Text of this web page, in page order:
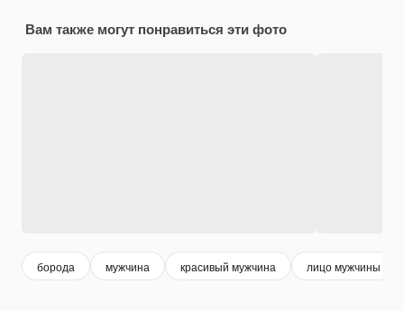
Вам также могут понравиться эти фото
борода мужчина красивый мужчина лицо мужчины